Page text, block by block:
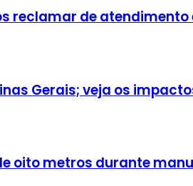
reclamar de
Gerais; veja os
oito metros durante